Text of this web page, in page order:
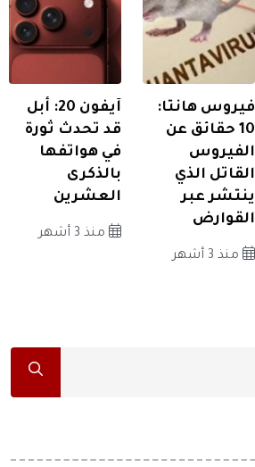
فيروس هانتا:
10 حقائق عن
الفيروس
القاتل الذي
ينتشر عبر
القوارض
منذ 3 أشهر
آيفون 20: أبل
قد تحدث ثورة
في هواتفها
بالذكرى
العشرين
منذ 3 أشهر